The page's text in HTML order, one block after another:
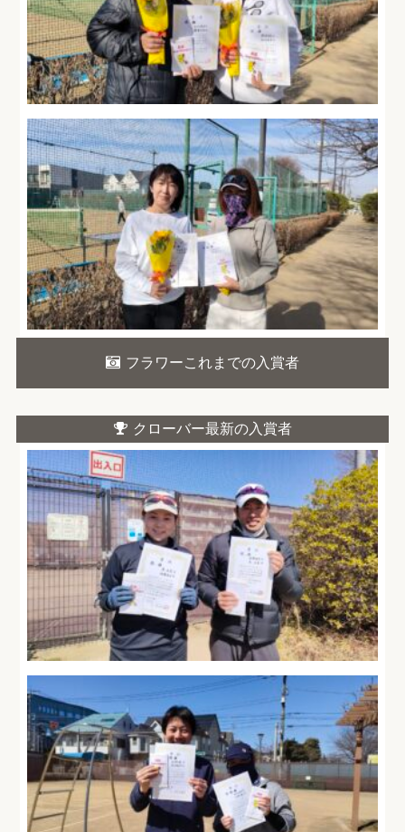
フラワーこれまでの入賞者
クローバー最新の入賞者